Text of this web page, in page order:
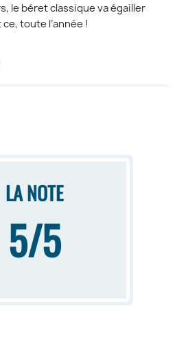
le béret classique va égailler
toute l’année !
LA NOTE
5/5